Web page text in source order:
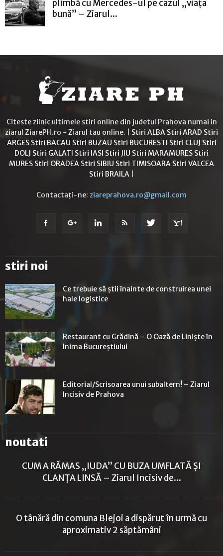
plimbă cu Mercedes-ul pe cazul „viața
bună” – Ziarul...
Citeste zilnic ultimele stiri online din judetul Prahova numai in
ziarul ZiarePH.ro - Ziarul tau online. | Stiri ALBA Stiri ARAD Stiri
ARGES Stiri BACAU Stiri BUZAU Stiri BUCURESTI Stiri CLUJ Stiri
DOLJ Stiri GALATI Stiri IASI Stiri JIU Stiri MARAMURES Stiri
MURES Stiri ORADEA Stiri SIBIU Stiri TIMISOARA Stiri VALCEA
Stiri BRAILA
Contactați-ne: ziareprahova.ro@gmail.com
stiri noi
Ce trebuie să știi înainte de construirea unei
hale logistice
Restaurant cu Grădină – O Oază de Liniște în
Inima Bucureștiului
Editorial/Scrisoarea unui subaltern! – Ziarul
Incisiv de Prahova
noutati
CUM A RĂMAS „IUDA” CU BUZA UMFLATĂ ȘI
CLANȚA LINSĂ – Ziarul Incisiv de...
O tânără din comuna Blejoi a dispărut în urmă cu
aproximativ 2 săptămâni